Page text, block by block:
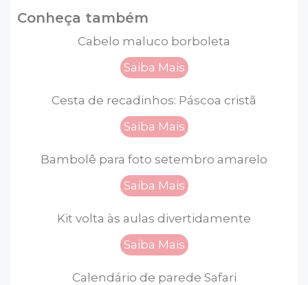
Conheça também
Cabelo maluco borboleta
Saiba Mais
Cesta de recadinhos: Páscoa cristã
Saiba Mais
Bambolê para foto setembro amarelo
Saiba Mais
Kit volta às aulas divertidamente
Saiba Mais
Calendário de parede Safari